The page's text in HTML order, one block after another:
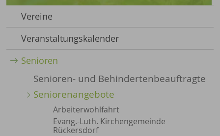
Vereine
Veranstaltungskalender
Senioren
Senioren- und Behindertenbeauftragte
Seniorenangebote
Arbeiterwohlfahrt
Evang.-Luth. Kirchengemeinde
Rückersdorf